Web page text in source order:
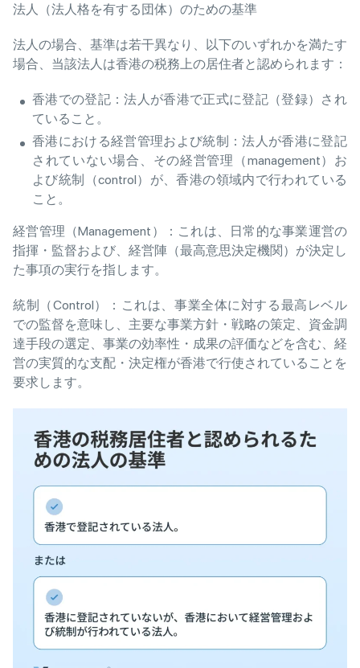
法人（法人格を有する団体）のための基準
法人の場合、基準は若干異なり、以下のいずれかを満たす
場合、当該法人は香港の税務上の居住者と認められます：
香港での登記：法人が香港で正式に登記（登録）され
ていること。
香港における経営管理および統制：法人が香港に登記
されていない場合、その経営管理（management）お
よび統制（control）が、香港の領域内で行われている
こと。
経営管理（Management）：これは、日常的な事業運営の
指揮・監督および、経営陣（最高意思決定機関）が決定し
た事項の実行を指します。
統制（Control）：これは、事業全体に対する最高レベル
での監督を意味し、主要な事業方針・戦略の策定、資金調
達手段の選定、事業の効率性・成果の評価などを含む、経
営の実質的な支配・決定権が香港で行使されていることを
要求します。